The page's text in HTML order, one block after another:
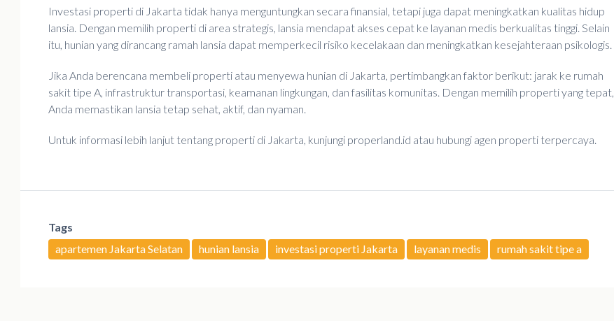
Investasi properti di Jakarta tidak hanya menguntungkan secara finansial, tetapi juga dapat meningkatkan kualitas hidup
lansia. Dengan memilih properti di area strategis, lansia mendapat akses cepat ke layanan medis berkualitas tinggi. Selain
itu, hunian yang dirancang ramah lansia dapat memperkecil risiko kecelakaan dan meningkatkan kesejahteraan psikologis.
Jika Anda berencana membeli properti atau menyewa hunian di Jakarta, pertimbangkan faktor berikut: jarak ke rumah
sakit tipe A, infrastruktur transportasi, keamanan lingkungan, dan fasilitas komunitas. Dengan memilih properti yang tepat,
Anda memastikan lansia tetap sehat, aktif, dan nyaman.
Untuk informasi lebih lanjut tentang properti di Jakarta, kunjungi properland.id atau hubungi agen properti terpercaya.
Tags
apartemen Jakarta Selatan
hunian lansia investasi properti Jakarta layanan medis rumah sakit tipe a